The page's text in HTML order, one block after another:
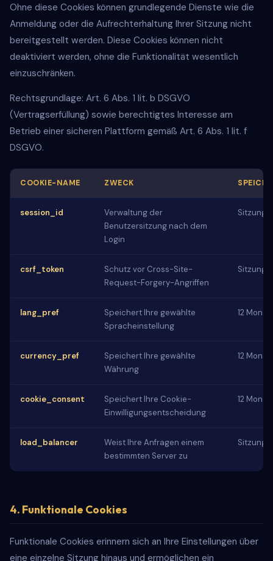
Ohne diese Cookies können grundlegende Dienste wie die
Anmeldung oder die Aufrechterhaltung Ihrer Sitzung nicht
bereitgestellt werden. Diese Cookies können nicht
deaktiviert werden, ohne die Funktionalität wesentlich
einzuschränken.
Rechtsgrundlage: Art. 6 Abs. 1 lit. b DSGVO
(Vertragserfüllung) sowie berechtigtes Interesse am
Betrieb einer sicheren Plattform gemäß Art. 6 Abs. 1 lit. f
DSGVO.
COOKIE-NAME ZWECK
session_id
Verwaltung der
Benutzersitzung nach dem
Login
csrf_token
Schutz vor Cross-Site-
Request-Forgery-Angriffen
lang_pref
Speichert Ihre gewählte
Spracheinstellung
12
currency_pref
Speichert Ihre gewählte
Währung
12
cookie_consent
Speichert Ihre Cookie-
Einwilligungsentscheidung
12
load_balancer
Weist Ihre Anfragen einem
bestimmten Server zu
4. Funktionale Cookies
Funktionale Cookies erinnern sich an Ihre Einstellungen über
eine einzelne Sitzung hinaus und ermöglichen ein